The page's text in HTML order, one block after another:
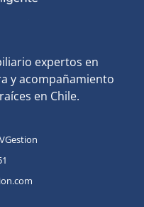
expertos en
y acompañamiento
en Chile.